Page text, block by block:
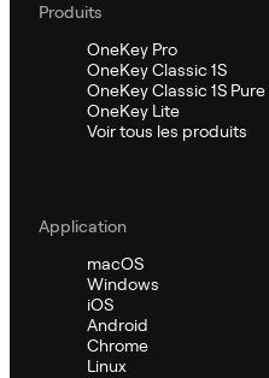
Produits
OneKey Pro
OneKey Classic 1S
OneKey Classic 1S Pure
OneKey Lite
Voir tous les produits
Application
macOS
Windows
iOS
Android
Chrome
Linux